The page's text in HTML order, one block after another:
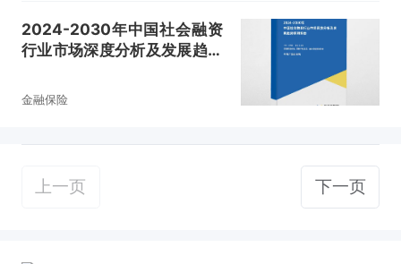
2024-2030年中国社会融资
行业市场深度分析及发展趋势
金融保险
上一页 下一页